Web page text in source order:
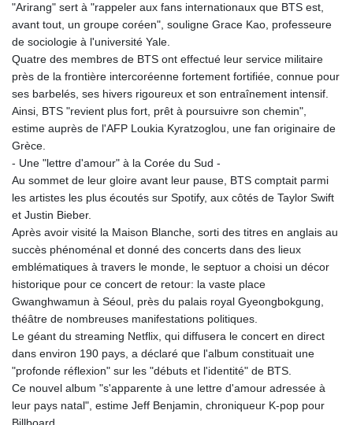
"Arirang" sert à "rappeler aux fans internationaux que BTS est,
avant tout, un groupe coréen", souligne Grace Kao, professeure
de sociologie à l'université Yale.
Quatre des membres de BTS ont effectué leur service militaire
près de la frontière intercoréenne fortement fortifiée, connue pour
ses barbelés, ses hivers rigoureux et son entraînement intensif.
Ainsi, BTS "revient plus fort, prêt à poursuivre son chemin",
estime auprès de l'AFP Loukia Kyratzoglou, une fan originaire de
Grèce.
- Une "lettre d'amour" à la Corée du Sud -
Au sommet de leur gloire avant leur pause, BTS comptait parmi
les artistes les plus écoutés sur Spotify, aux côtés de Taylor Swift
et Justin Bieber.
Après avoir visité la Maison Blanche, sorti des titres en anglais au
succès phénoménal et donné des concerts dans des lieux
emblématiques à travers le monde, le septuor a choisi un décor
historique pour ce concert de retour: la vaste place
Gwanghwamun à Séoul, près du palais royal Gyeongbokgung,
théâtre de nombreuses manifestations politiques.
Le géant du streaming Netflix, qui diffusera le concert en direct
dans environ 190 pays, a déclaré que l'album constituait une
"profonde réflexion" sur les "débuts et l'identité" de BTS.
Ce nouvel album "s'apparente à une lettre d'amour adressée à
leur pays natal", estime Jeff Benjamin, chroniqueur K-pop pour